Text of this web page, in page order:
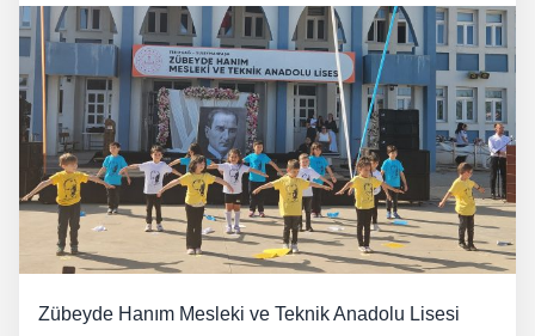
Zübeyde Hanım Mesleki ve Teknik Anadolu Lisesi